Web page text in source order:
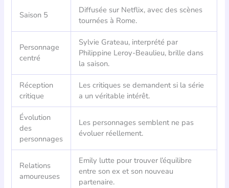
Saison 5
Diffusée sur Netflix, avec des scènes
tournées à Rome.
Personnage
centré
Sylvie Grateau, interprété par
Philippine Leroy-Beaulieu, brille dans
la saison.
Réception
critique
Les critiques se demandent si la série
a un véritable intérêt.
Évolution
des
personnages
Les personnages semblent ne pas
évoluer réellement.
Relations
amoureuses
Emily lutte pour trouver l’équilibre
entre son ex et son nouveau
partenaire.